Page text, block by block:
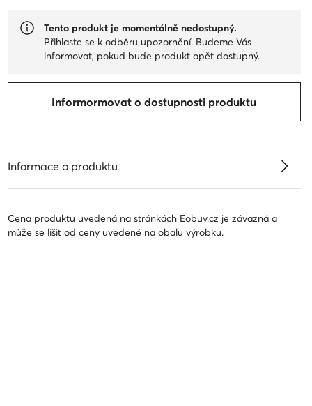
Tento produkt je momentálně nedostupný.
Přihlaste se k odběru upozornění. Budeme Vás
informovat, pokud bude produkt opět dostupný.
Informormovat o dostupnosti produktu
Informace o produktu
Cena produktu uvedená na stránkách Eobuv.cz je závazná a
může se lišit od ceny uvedené na obalu výrobku.